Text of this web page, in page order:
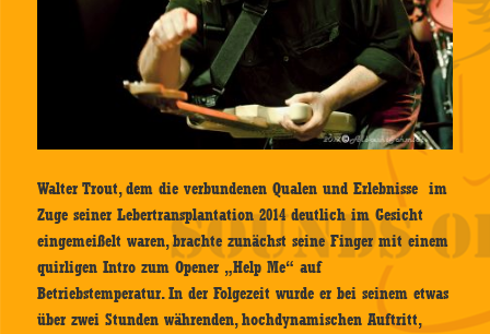
Walter Trout, dem die verbundenen Qualen und Erlebnisse im
Zuge seiner Lebertransplantation 2014 deutlich im Gesicht
eingemeißelt waren, brachte zunächst seine Finger mit einem
quirligen Intro zum Opener „Help Me“ auf
Betriebstemperatur. In der Folgezeit wurde er bei seinem etwas
über zwei Stunden währenden, hochdynamischen Auftritt,